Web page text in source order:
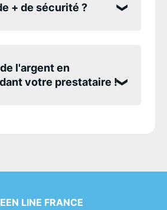
+ de sécurité ?
l'argent en
votre prestataire !
LINE FRANCE